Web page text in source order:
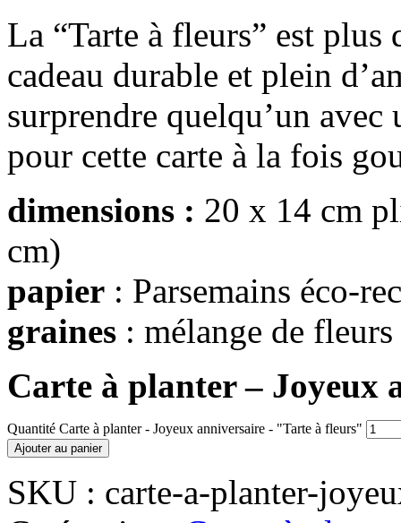
La “Tarte à fleurs” est plus
cadeau durable et plein
surprendre quelqu’un
pour cette carte à la fois
dimensions : 20 x 14 cm
cm)
papier : Parsemains éco-
graines : mélange de
Carte à planter – Joyeux
Quantité Carte à planter - Joyeux anniversaire - "Tarte à fleurs"
Ajouter au panier
SKU : carte-a-planter-